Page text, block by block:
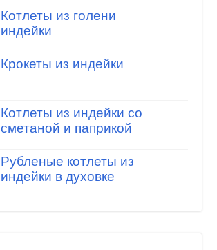
Котлеты из голени
индейки
Крокеты из индейки
Котлеты из индейки со
сметаной и паприкой
Рубленые котлеты из
индейки в духовке